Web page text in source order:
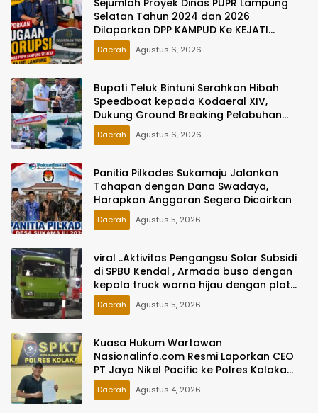
Sejumlah Proyek Dinas PUPR Lampung
Selatan Tahun 2024 dan 2026
Dilaporkan DPP KAMPUD Ke KEJATI
Lampung
Daerah Agustus 6, 2026
Bupati Teluk Bintuni Serahkan Hibah
Speedboat kepada Kodaeral XIV,
Dukung Ground Breaking Pelabuhan
Babo
Daerah Agustus 6, 2026
Panitia Pilkades Sukamaju Jalankan
Tahapan dengan Dana Swadaya,
Harapkan Anggaran Segera Dicairkan
Daerah Agustus 5, 2026
viral ..Aktivitas Pengangsu Solar Subsidi
di SPBU Kendal , Armada buso dengan
kepala truck warna hijau dengan plat
bergonta ganti Jadi Sorotan
Daerah Agustus 5, 2026
Kuasa Hukum Wartawan
Nasionalinfo.com Resmi Laporkan CEO
PT Jaya Nikel Pacific ke Polres Kolaka
atas Dugaan Ancaman dan Intimidasi
Daerah Agustus 4, 2026